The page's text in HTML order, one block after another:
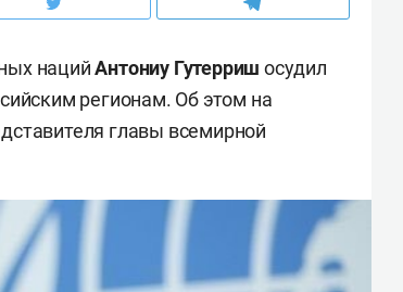
нацийАнтониу Гутерриш осудил
регионам. Об этом на
главы всемирной